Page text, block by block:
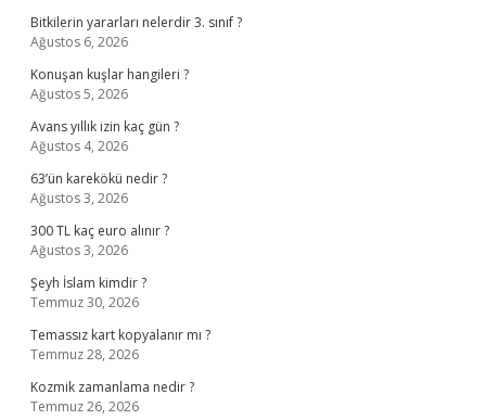
Bitkilerin yararları nelerdir 3. sınıf ?
Ağustos 6, 2026
Konuşan kuşlar hangileri ?
Ağustos 5, 2026
Avans yıllık izin kaç gün ?
Ağustos 4, 2026
63’ün karekökü nedir ?
Ağustos 3, 2026
300 TL kaç euro alınır ?
Ağustos 3, 2026
Şeyh İslam kimdir ?
Temmuz 30, 2026
Temassız kart kopyalanır mı ?
Temmuz 28, 2026
Kozmik zamanlama nedir ?
Temmuz 26, 2026